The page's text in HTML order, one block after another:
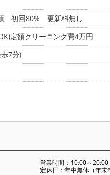
初回80% 更新料無し
定額クリーニング費4万円
7分)
営業時間：10:00～20:00
定休日：年中無休（年末